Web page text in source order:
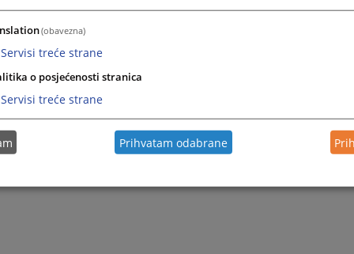
(obavezna)
Servisi treće strane
o posjećenosti stranica
Servisi treće strane
Prihvatam odabrane